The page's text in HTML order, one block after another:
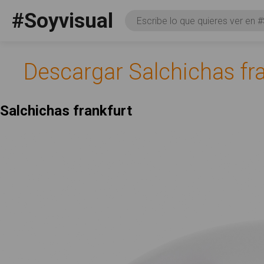
#Soyvisual Consulta
Descargar Salchichas
Salchichas frankfurt
Social
FacebookYouTubeTwitter